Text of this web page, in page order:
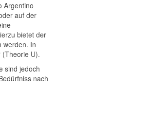
Argentino
auf der
bietet der
werden. In
(Theorie U).
sind jedoch
nach